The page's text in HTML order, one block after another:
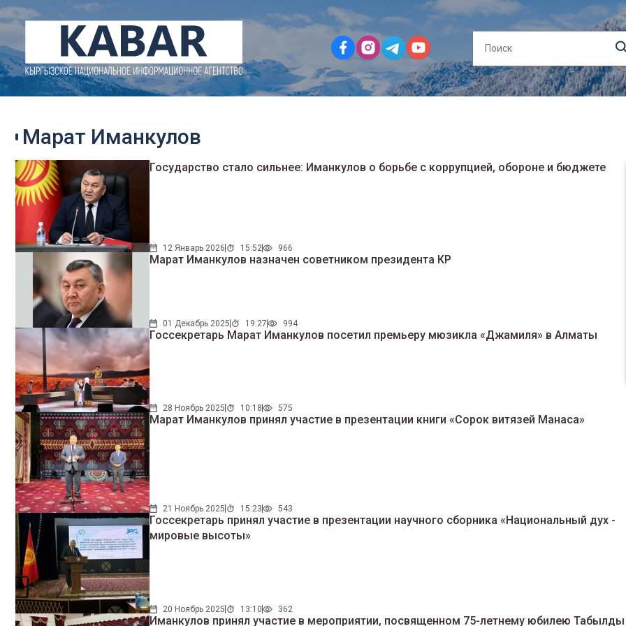
Марат Иманкулов
Государство стало сильнее: Иманкулов о борьбе с коррупцией, обороне и бюджете
12 Январь 2026 15:52 966
Марат Иманкулов назначен советником президента КР
01 Декабрь 2025 19:27 994
Госсекретарь Марат Иманкулов посетил премьеру мюзикла «Джамиля» в Алматы
28 Ноябрь 2025 10:18 575
Марат Иманкулов принял участие в презентации книги «Сорок витязей Манаса»
21 Ноябрь 2025 15:23 543
Госсекретарь принял участие в презентации научного сборника «Национальный дух -
мировые высоты»
20 Ноябрь 2025 13:10 362
Иманкулов принял участие в мероприятии, посвященном 75-летнему юбилею Табылды